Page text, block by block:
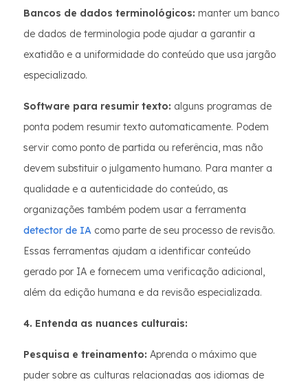
Bancos de dados terminológicos: manter um banco
de dados de terminologia pode ajudar a garantir a
exatidão e a uniformidade do conteúdo que usa jargão
especializado.
Software para resumir texto: alguns programas de
ponta podem resumir texto automaticamente. Podem
servir como ponto de partida ou referência, mas não
devem substituir o julgamento humano. Para manter a
qualidade e a autenticidade do conteúdo, as
organizações também podem usar a ferramenta
detector de IA como parte de seu processo de revisão.
Essas ferramentas ajudam a identificar conteúdo
gerado por IA e fornecem uma verificação adicional,
além da edição humana e da revisão especializada.
4. Entenda as nuances culturais:
Pesquisa e treinamento: Aprenda o máximo que
puder sobre as culturas relacionadas aos idiomas de